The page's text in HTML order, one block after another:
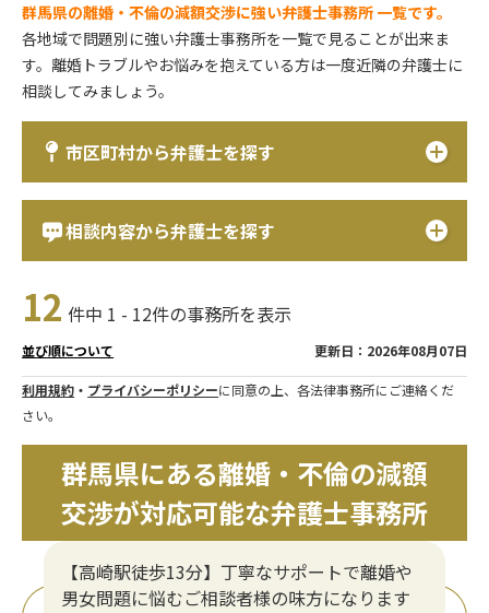
群馬県の離婚・不倫の減額交渉に強い弁護士事務所 一覧です。
各地域で問題別に強い弁護士事務所を一覧で見ることが出来ま
す。離婚トラブルやお悩みを抱えている方は一度近隣の弁護士に
相談してみましょう。
市区町村から弁護士を探す
相談内容から弁護士を探す
12 件中 1 - 12件の事務所を表示
並び順について 更新日：2026年08月07日
利用規約 ・ プライバシーポリシーに同意の上、各法律事務所にご連絡くだ
さい。
群馬県にある離婚・不倫の減額
交渉が対応可能な弁護士事務所
【高崎駅徒歩13分】丁寧なサポートで離婚や
男女問題に悩むご相談者様の味方になります